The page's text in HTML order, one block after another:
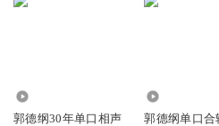
郭德纲30年单口相声
郭德纲单口合